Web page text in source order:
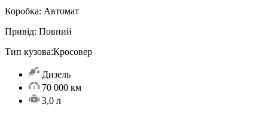
Коробка: Автомат
Привід: Повний
Тип кузова:Кросовер
Дизель
70 000 км
3,0 л